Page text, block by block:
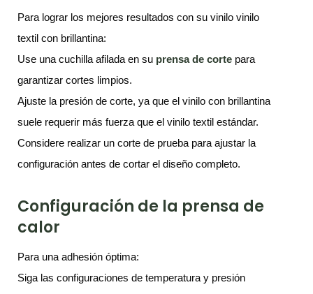
Para lograr los mejores resultados con su vinilo vinilo
textil con brillantina:
Use una cuchilla afilada en su prensa de corte para
garantizar cortes limpios.
Ajuste la presión de corte, ya que el vinilo con brillantina
suele requerir más fuerza que el vinilo textil estándar.
Considere realizar un corte de prueba para ajustar la
configuración antes de cortar el diseño completo.
Configuración de la prensa de
calor
Para una adhesión óptima:
Siga las configuraciones de temperatura y presión